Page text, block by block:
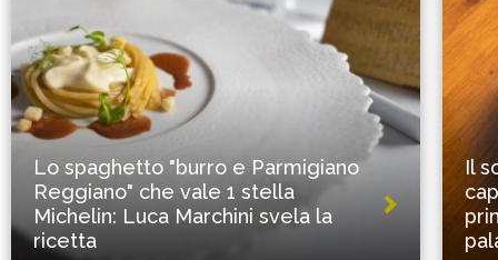
Lo spaghetto "burro e Parmigiano
Reggiano" che vale 1 stella
Michelin: Luca Marchini svela la
ricetta
Il